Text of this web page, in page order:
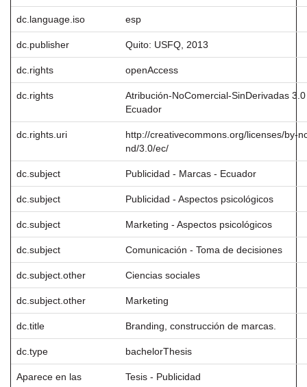
dc.language.iso esp
dc.publisher Quito: USFQ, 2013
dc.rights openAccess
dc.rights
Atribución-NoComercial-SinDerivadas 3.0
Ecuador
dc.rights.uri
http://creativecommons.org/licenses/by-
nd/3.0/ec/
dc.subject Publicidad - Marcas - Ecuador
dc.subject Publicidad - Aspectos psicológicos
dc.subject Marketing - Aspectos psicológicos
dc.subject Comunicación - Toma de decisiones
dc.subject.other Ciencias sociales
dc.subject.other Marketing
dc.title Branding, construcción de marcas.
dc.type bachelorThesis
Aparece en las
Tesis - Publicidad